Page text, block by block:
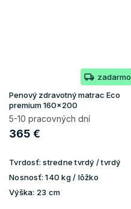
zadarmo
Penový zdravotný matrac Eco
premium 160x200
5-10 pracovných dní
365 €
Tvrdosť: stredne tvrdý / tvrdý
Nosnosť: 140 kg / lôžko
Výška: 23 cm